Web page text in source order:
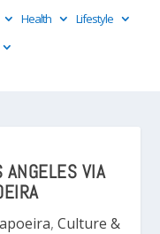
Health
Lifestyle
ANGELES VIA
, Culture &